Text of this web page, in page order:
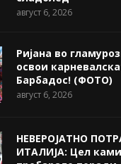
август 6, 2026
Ријана во
освои
Барбадос! (ФОТО)
август 6, 2026
НЕВЕРОЈАТНО
ИТАЛИЈА: Цел